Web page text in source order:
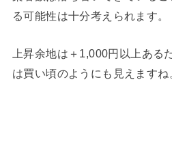
る可能性は十分考えられます。
上昇余地は＋1,000円以上ある
は買い頃のようにも見えますね